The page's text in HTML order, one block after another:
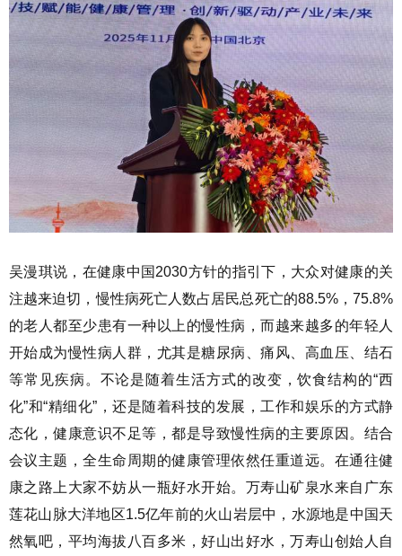
吴漫琪说，在健康中国2030方针的指引下，大众对健康的关
注越来迫切，慢性病死亡人数占居民总死亡的88.5%，75.8%
的老人都至少患有一种以上的慢性病，而越来越多的年轻人
开始成为慢性病人群，尤其是糖尿病、痛风、高血压、结石
等常见疾病。不论是随着生活方式的改变，饮食结构的“西
化”和“精细化”，还是随着科技的发展，工作和娱乐的方式静
态化，健康意识不足等，都是导致慢性病的主要原因。结合
会议主题，全生命周期的健康管理依然任重道远。在通往健
康之路上大家不妨从一瓶好水开始。万寿山矿泉水来自广东
莲花山脉大洋地区1.5亿年前的火山岩层中，水源地是中国天
然氧吧，平均海拔八百多米，好山出好水，万寿山创始人自